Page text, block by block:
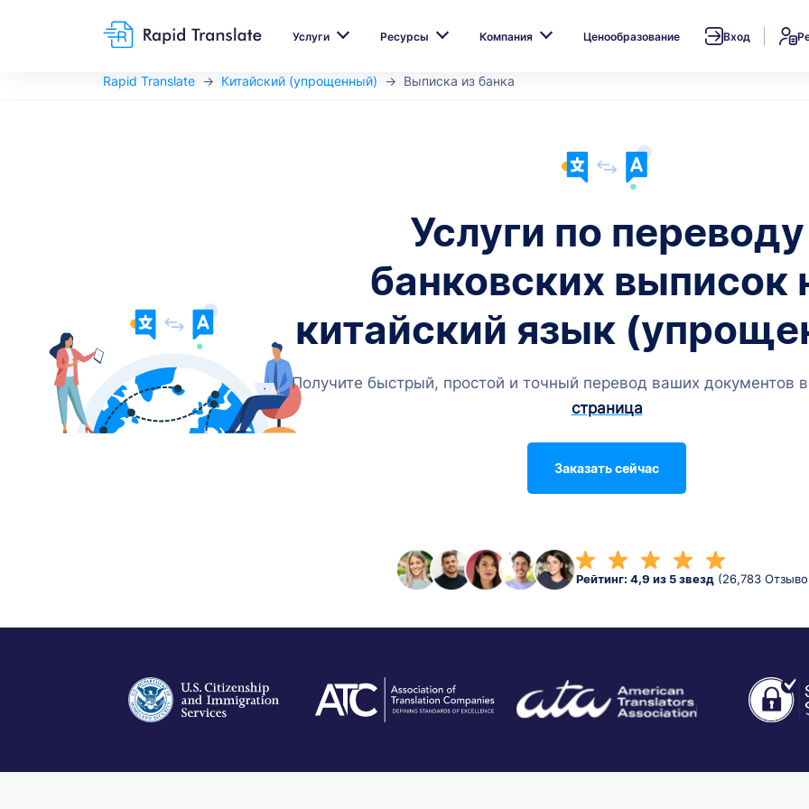
Услуги Ресурсы Компания Ценообразование Вход
Rapid Translate Китайский (упрощенный) Выписка из банка
Услуги по переводу
банковских выписок
китайский язык
Получите быстрый, простой и точный перевод ваших документов
страница
Заказать сейчас
Рейтинг: 4,9 из 5 звезд (26,783